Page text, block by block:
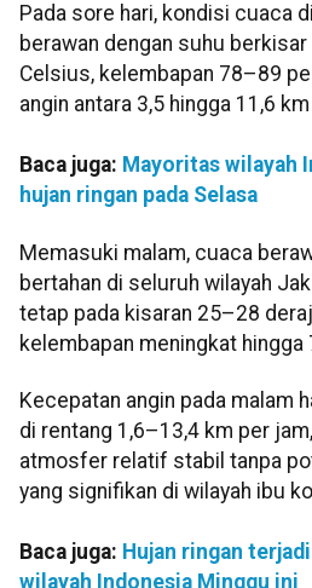
Pada sore hari, kondisi cuaca
berawan dengan suhu
Celsius, kelembapan 78–89
angin antara 3,5 hingga 11,6
Baca juga: Mayoritas wilayah
hujan ringan pada Selasa
Memasuki malam, cuaca
bertahan di seluruh wilayah
tetap pada kisaran 25–28
kelembapan meningkat
Kecepatan angin pada malam
di rentang 1,6–13,4 km per
atmosfer relatif stabil tanpa
yang signifikan di wilayah ibu
Baca juga: Hujan ringan
wilayah Indonesia Minggu ini